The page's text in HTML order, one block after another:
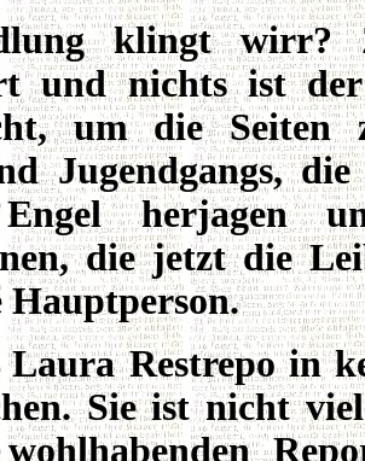
klingt wirr?
und nichts ist
um die Seiten
Jugendgangs,
herjagen
die jetzt die
Hauptperson.
Laura Restrepo in
Sie ist nicht